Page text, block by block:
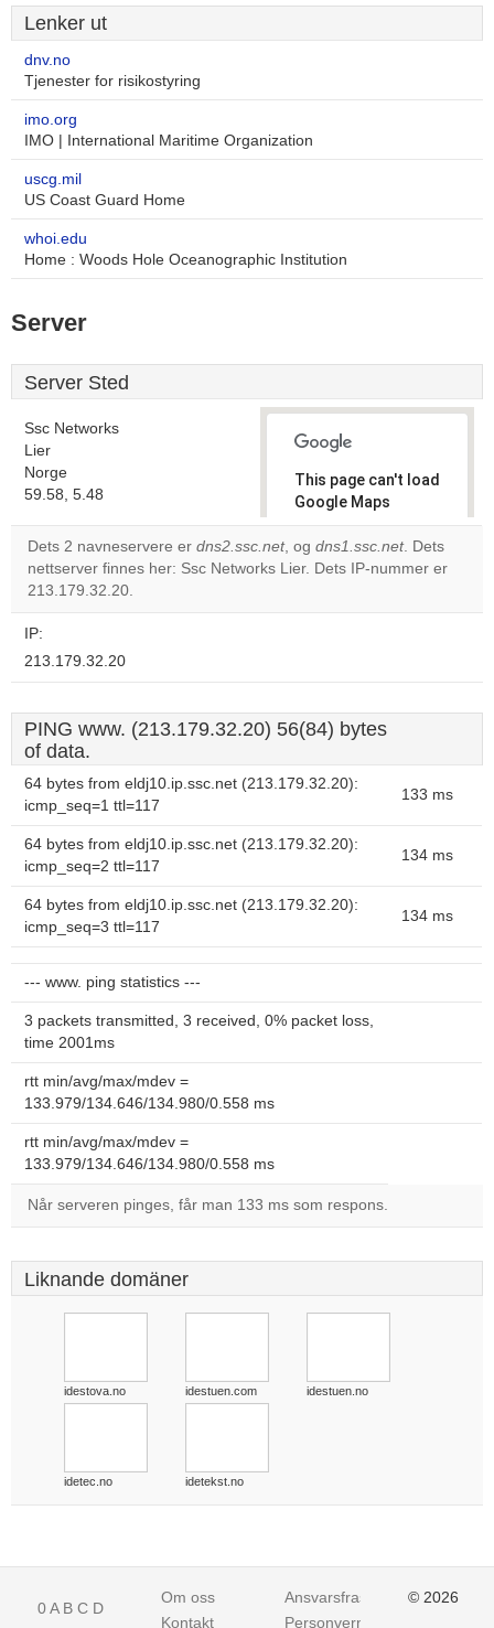
Lenker ut
dnv.no
Tjenester for risikostyring
imo.org
IMO | International Maritime Organization
uscg.mil
US Coast Guard Home
whoi.edu
Home : Woods Hole Oceanographic Institution
Server
Server Sted
Ssc Networks
Lier
Norge
59.58, 5.48
This page can't load
Google Maps
correctly.
Do you
Dets 2 navneservere er dns2.ssc.net, og dns1.ssc.net. Dets
nettserver finnes her: Ssc Networks Lier. Dets IP-nummer er
213.179.32.20.
IP:
213.179.32.20
PING www. (213.179.32.20) 56(84) bytes
of data.
64 bytes from eldj10.ip.ssc.net (213.179.32.20):
icmp_seq=1 ttl=117
133 ms
64 bytes from eldj10.ip.ssc.net (213.179.32.20):
icmp_seq=2 ttl=117
134 ms
64 bytes from eldj10.ip.ssc.net (213.179.32.20):
icmp_seq=3 ttl=117
134 ms
--- www. ping statistics ---
3 packets transmitted, 3 received, 0% packet loss,
time 2001ms
rtt min/avg/max/mdev =
133.979/134.646/134.980/0.558 ms
rtt min/avg/max/mdev =
133.979/134.646/134.980/0.558 ms
Når serveren pinges, får man 133 ms som respons.
Liknande domäner
idestova.no idestuen.com idestuen.no
idetec.no idetekst.no
0A B C D
Om oss
Kontakt
Ansvarsfraskrivelse
Personvern
© 2026